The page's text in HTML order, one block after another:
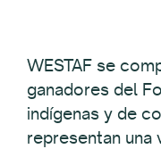
WESTAF se
ganadores del
indígenas y de
representan una